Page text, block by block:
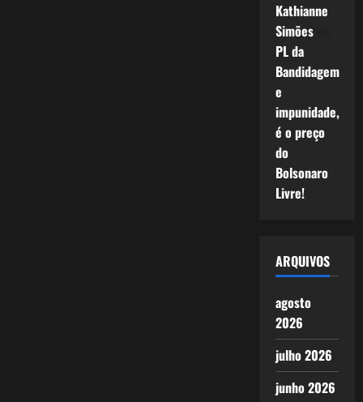
Kathianne
Simõesem
PL da
Bandidagem
e
impunidade,
é o preço
do
Bolsonaro
Livre!
ARQUIVOS
agosto
2026
julho 2026
junho 2026